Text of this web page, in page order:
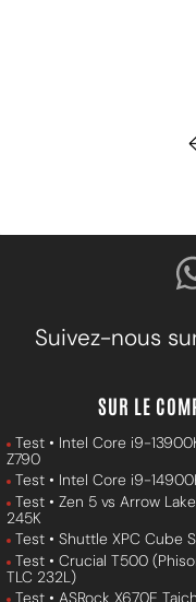
Suivez-nous
SUR LE
Test • Intel Core i9-
Z790
Test • Intel Core i9-
Test • Zen 5 vs Arrow
245K
Test • Shuttle XPC Cube
Test • Crucial T500
TLC 232L)
Test • ASRock X670E